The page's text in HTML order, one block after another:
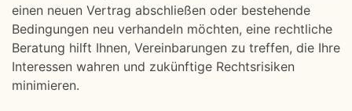
einen neuen Vertrag abschließen oder bestehende
Bedingungen neu verhandeln möchten, eine rechtliche
Beratung hilft Ihnen, Vereinbarungen zu treffen, die Ihre
Interessen wahren und zukünftige Rechtsrisiken
minimieren.